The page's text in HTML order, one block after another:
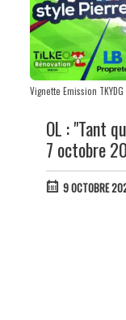
Vignette Emission
OL : "Tant
7 octobre
9 OCTOBRE